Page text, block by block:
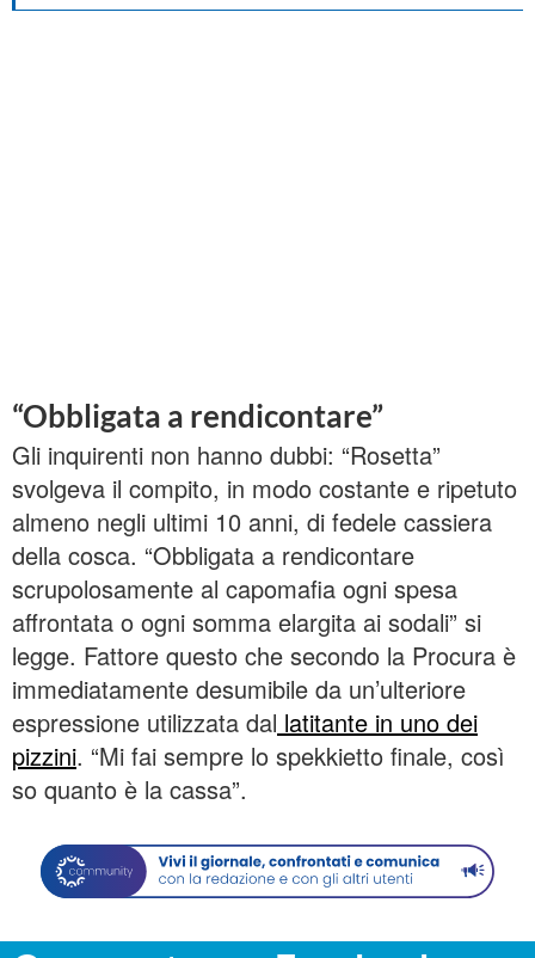
“Obbligata a rendicontare”
Gli inquirenti non hanno dubbi: “Rosetta”
svolgeva il compito, in modo costante e ripetuto
almeno negli ultimi 10 anni, di fedele cassiera
della cosca. “Obbligata a rendicontare
scrupolosamente al capomafia ogni spesa
affrontata o ogni somma elargita ai sodali” si
legge. Fattore questo che secondo la Procura è
immediatamente desumibile da un’ulteriore
espressione utilizzata dal latitante in uno dei
pizzini. “Mi fai sempre lo spekkietto finale, così
so quanto è la cassa”.